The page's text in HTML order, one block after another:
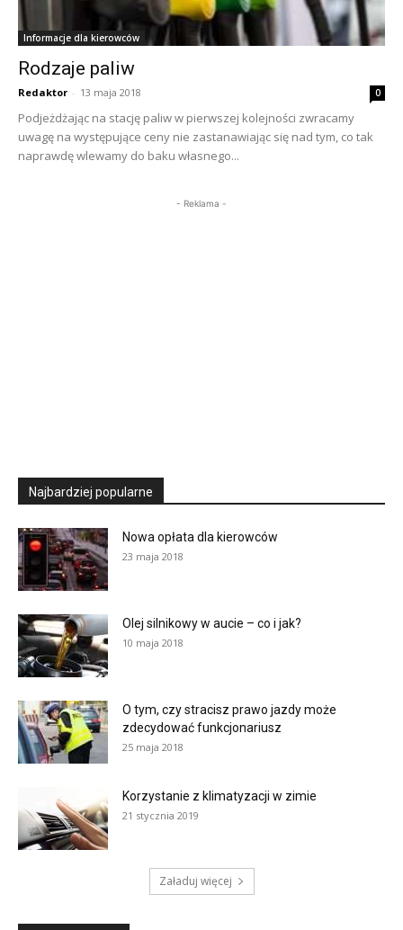
Informacje dla kierowców
Rodzaje paliw
Redaktor - 13 maja 2018 0
Podjeżdżając na stację paliw w pierwszej kolejności zwracamy
uwagę na występujące ceny nie zastanawiając się nad tym, co tak
naprawdę wlewamy do baku własnego...
- Reklama -
Najbardziej popularne
Nowa opłata dla kierowców
23 maja 2018
Olej silnikowy w aucie – co i jak?
10 maja 2018
O tym, czy stracisz prawo jazdy może
zdecydować funkcjonariusz
25 maja 2018
Korzystanie z klimatyzacji w zimie
21 stycznia 2019
Załaduj więcej